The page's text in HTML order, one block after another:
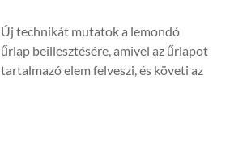
Új technikát mutatok a lemondó
űrlap beillesztésére, amivel az űrlapot
tartalmazó elem felveszi, és követi az